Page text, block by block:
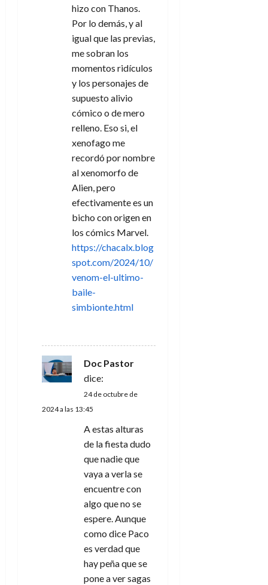
hizo con Thanos.
Por lo demás, y al
igual que las previas,
me sobran los
momentos ridículos
y los personajes de
supuesto alivio
cómico o de mero
relleno. Eso si, el
xenofago me
recordó por nombre
al xenomorfo de
Alien, pero
efectivamente es un
bicho con origen en
los cómics Marvel.
https://chacalx.blog
spot.com/2024/10/
venom-el-ultimo-
baile-
simbionte.html
Doc Pastor
dice:
24 de octubre de
2024 a las 13:45
A estas alturas
de la fiesta dudo
que nadie que
vaya a verla se
encuentre con
algo que no se
espere. Aunque
como dice Paco
es verdad que
hay peña que se
pone a ver sagas